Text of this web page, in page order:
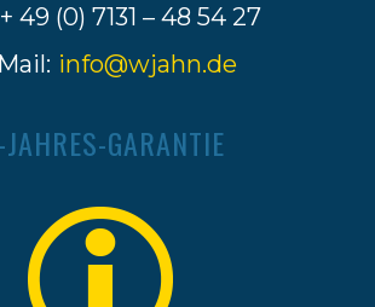
49 (0) 7131 – 48 54 27
info@wjahn.de
GARANTIE